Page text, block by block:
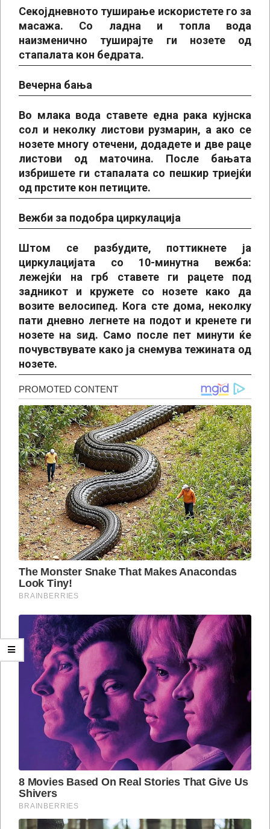
Секојдневното туширање искористете го за
масажа. Со ладна и топла вода
наизменично туширајте ги нозете од
стапалата кон бедрата.
Вечерна бања
Во млака вода ставете една рака кујнска
сол и неколку листови рузмарин, а ако се
нозете многу отечени, додадете и две раце
листови од маточина. После бањата
избришете ги стапалата со пешкир триејќи
од прстите кон петиците.
Вежби за подобра циркулација
Штом се разбудите, поттикнете ја
циркулацијата со 10-минутна вежба:
лежејќи на грб ставете ги рацете под
задникот и кружете со нозете како да
возите велосипед. Кога сте дома, неколку
пати дневно легнете на подот и кренете ги
нозете на ѕид. Само после пет минути ќе
почувствувате како ја снемува тежината од
нозете.